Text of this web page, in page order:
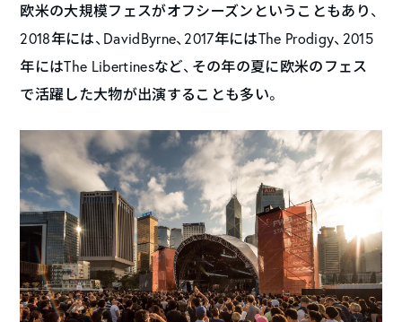
欧米の大規模フェスがオフシーズンということもあり、
2018年には、DavidByrne、2017年にはThe Prodigy、2015
年にはThe Libertinesなど、その年の夏に欧米のフェス
で活躍した大物が出演することも多い。